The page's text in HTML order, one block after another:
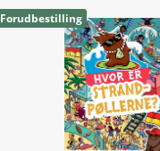
Forudbestilling